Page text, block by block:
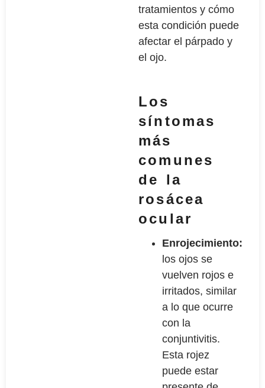
tratamientos y cómo
esta condición puede
afectar el párpado y
el ojo.
Los
síntomas
más
comunes
de la
rosácea
ocular
Enrojecimiento:
los ojos se
vuelven rojos e
irritados, similar
a lo que ocurre
con la
conjuntivitis.
Esta rojez
puede estar